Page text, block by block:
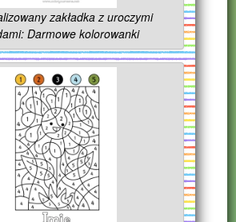
zakładka z uroczymi
Darmowe kolorowanki